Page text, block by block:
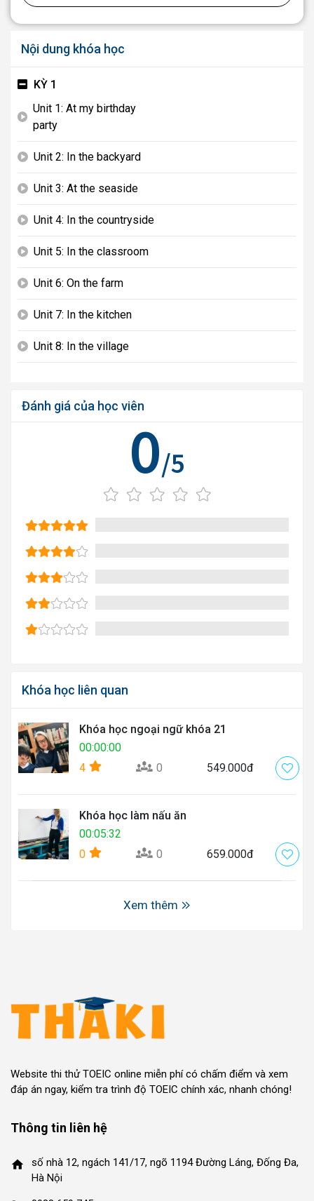
Nội dung khóa học
KỲ 1
play_arrow
Unit 1: At my birthday
party
play_arrow Unit 2: In the backyard
play_arrow Unit 3: At the seaside
play_arrow Unit 4: In the countryside
play_arrow Unit 5: In the classroom
play_arrow Unit 6: On the farm
play_arrow Unit 7: In the kitchen
play_arrow Unit 8: In the village
Đánh giá của học viên
0/5
Khóa học liên quan
Khóa học ngoại ngữ khóa 21
00:00:00
4
0 549.000đ
Khóa học làm nấu ăn
00:05:32
0
0 659.000đ
Xem thêm
Website thi thử TOEIC online miễn phí có chấm điểm và xem
đáp án ngay, kiểm tra trình độ TOEIC chính xác, nhanh chóng!
Thông tin liên hệ
home
số nhà 12, ngách 141/17, ngõ 1194 Đường Láng, Đống Đa,
Hà Nội